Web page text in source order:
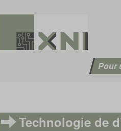
Pour
Technologie de